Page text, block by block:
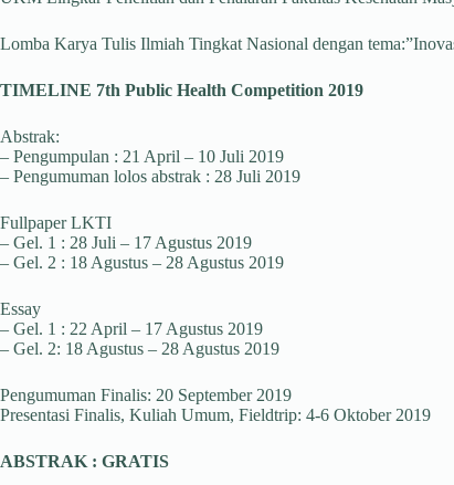
Lomba Karya Tulis Ilmiah Tingkat Nasional dengan
TIMELINE 7th Public Health Competition 2019
Abstrak:
– Pengumpulan : 21 April – 10 Juli 2019
– Pengumuman lolos abstrak : 28 Juli 2019
Fullpaper LKTI
– Gel. 1 : 28 Juli – 17 Agustus 2019
– Gel. 2 : 18 Agustus – 28 Agustus 2019
Essay
– Gel. 1 : 22 April – 17 Agustus 2019
– Gel. 2: 18 Agustus – 28 Agustus 2019
Pengumuman Finalis: 20 September 2019
Presentasi Finalis, Kuliah Umum, Fieldtrip: 4-6 Oktober 2019
ABSTRAK : GRATIS